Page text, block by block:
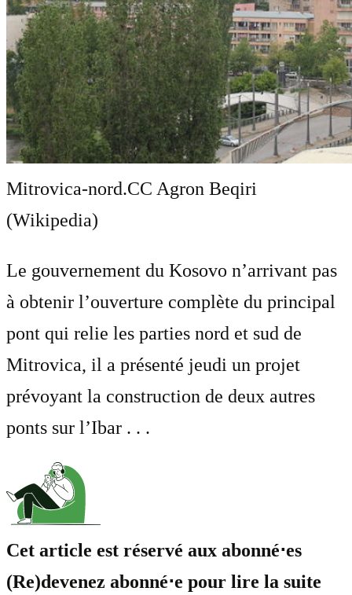
Mitrovica-nord.CC Agron Beqiri
(Wikipedia)
Le gouvernement du Kosovo n’arrivant pas
à obtenir l’ouverture complète du principal
pont qui relie les parties nord et sud de
Mitrovica, il a présenté jeudi un projet
prévoyant la construction de deux autres
ponts sur l’Ibar . . .
Cet article est réservé aux abonné⋅es
(Re)devenez abonné⋅e pour lire la suite